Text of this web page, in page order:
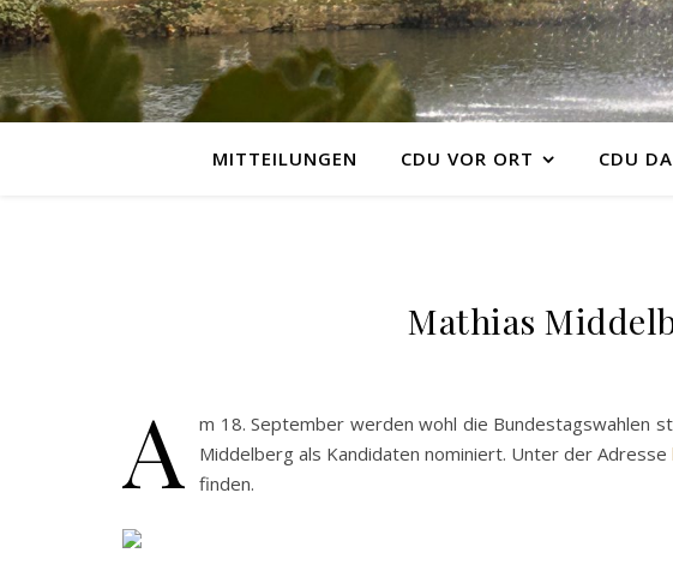
MITTEILUNGEN CDU VOR ORT CDU
Mathias
A
m 18. September werden wohl die Bundestagswahlen
Middelberg als Kandidaten nominiert. Unter der Adresse
finden.